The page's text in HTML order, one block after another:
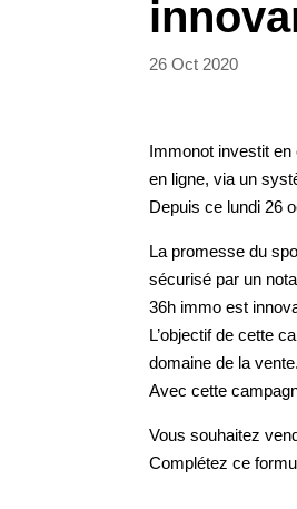
26 Oct 2020
Immonot investit en
en ligne, via un
Depuis ce lundi 26
La promesse du
sécurisé par un
36h immo est
L’objectif de cette
domaine de la vente.
Avec cette
Vous souhaitez
Complétez ce